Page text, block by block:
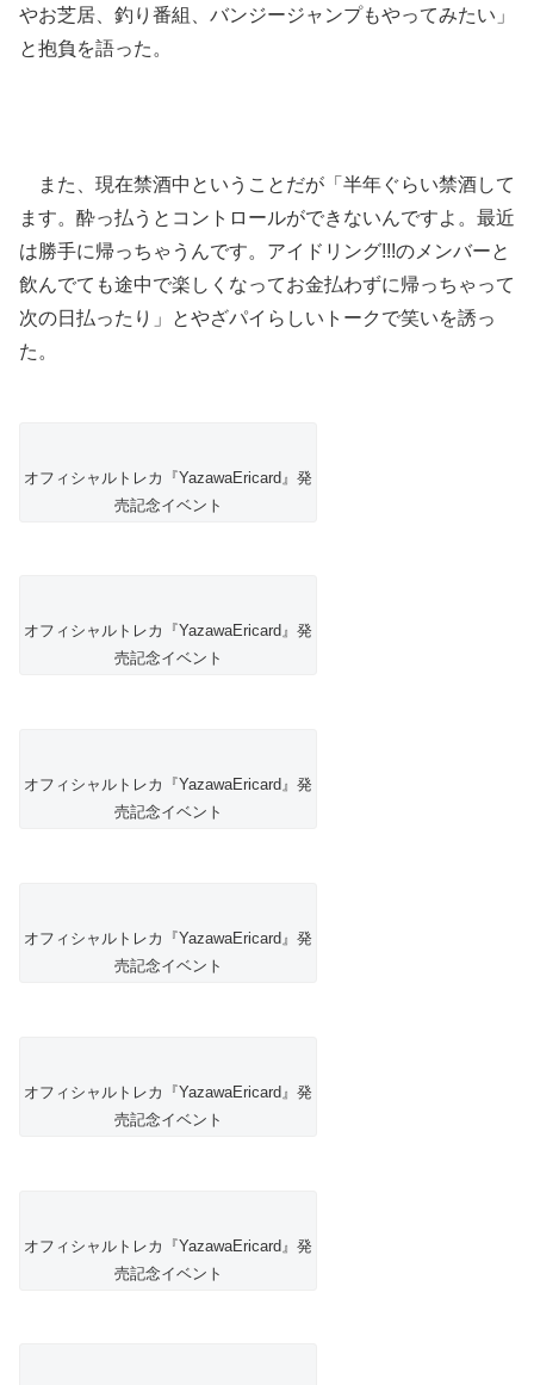
やお芝居、釣り番組、バンジージャンプもやってみたい」
と抱負を語った。
また、現在禁酒中ということだが「半年ぐらい禁酒して
ます。酔っ払うとコントロールができないんですよ。最近
は勝手に帰っちゃうんです。アイドリング!!!のメンバーと
飲んでても途中で楽しくなってお金払わずに帰っちゃって
次の日払ったり」とやざパイらしいトークで笑いを誘っ
た。
オフィシャルトレカ『YazawaEricard』発
売記念イベント
オフィシャルトレカ『YazawaEricard』発
売記念イベント
オフィシャルトレカ『YazawaEricard』発
売記念イベント
オフィシャルトレカ『YazawaEricard』発
売記念イベント
オフィシャルトレカ『YazawaEricard』発
売記念イベント
オフィシャルトレカ『YazawaEricard』発
売記念イベント